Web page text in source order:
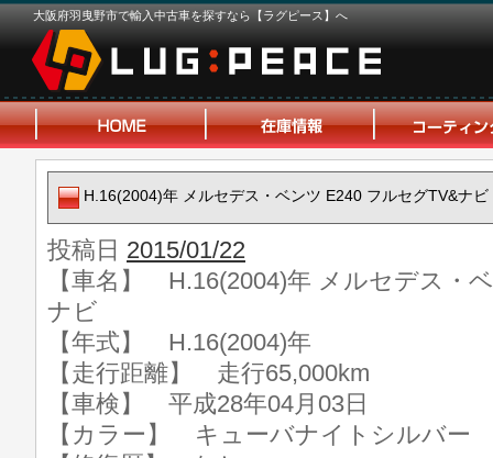
大阪府羽曳野市で輸入中古車を探すなら【ラグピース】へ
H.16(2004)年 メルセデス・ベンツ E240 フルセグTV&ナビ
投稿日 2015/01/22
【車名】 H.16(2004)年 メルセデス・
ナビ
【年式】 H.16(2004)年
【走行距離】 走行65,000km
【車検】 平成28年04月03日
【カラー】 キューバナイトシルバー